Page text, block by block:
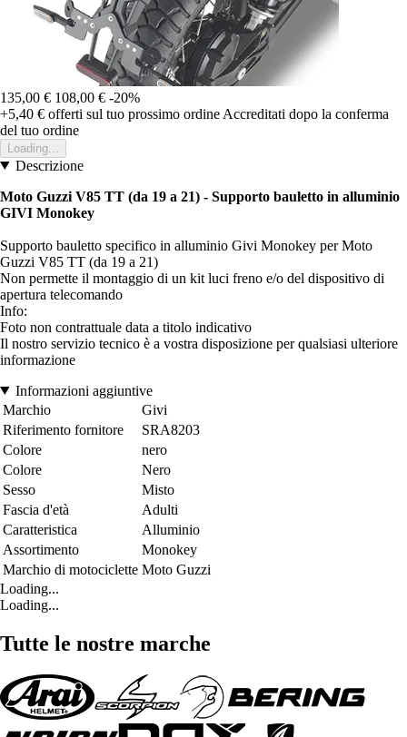
135,00 € 108,00 € -20%
+5,40 € offerti sul tuo prossimo ordine Accreditati dopo la conferma
del tuo ordine
Loading...
Descrizione
Moto Guzzi V85 TT (da 19 a 21) - Supporto bauletto in alluminio
GIVI Monokey
Supporto bauletto specifico in alluminio Givi Monokey per Moto
Guzzi V85 TT (da 19 a 21)
Non permette il montaggio di un kit luci freno e/o del dispositivo di
apertura telecomando
Info:
Foto non contrattuale data a titolo indicativo
Il nostro servizio tecnico è a vostra disposizione per qualsiasi ulteriore
informazione
Informazioni aggiuntive
Marchio
Givi
Riferimento fornitore
SRA8203
Colore
nero
Colore
Nero
Sesso
Misto
Fascia d'età
Adulti
Caratteristica
Alluminio
Assortimento
Monokey
Marchio di motociclette Moto Guzzi
Loading...
Loading...
Tutte le nostre marche